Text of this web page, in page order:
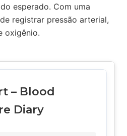
esperado. Com uma
registrar pressão arterial,
oxigênio.
– Blood
Diary